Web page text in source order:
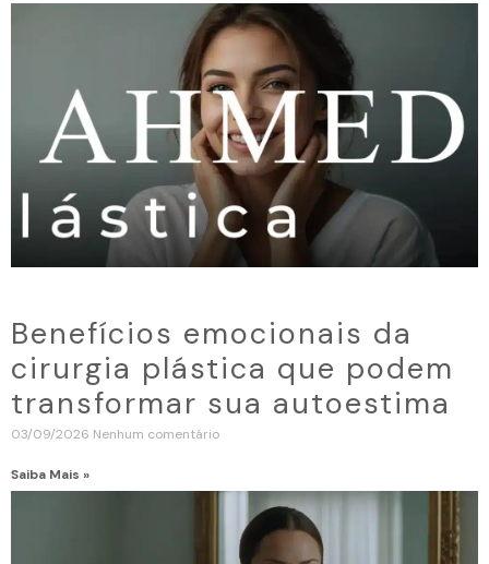
Benefícios emocionais da
cirurgia plástica que podem
transformar sua autoestima
03/09/2026 Nenhum comentário
Saiba Mais »